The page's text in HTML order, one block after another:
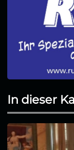
In dieser